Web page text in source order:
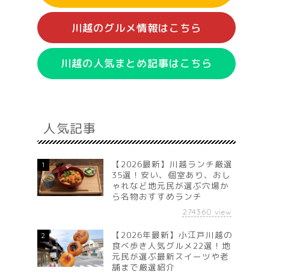
川越のグルメ情報はこちら
川越の人気まとめ記事はこちら
人気記事
1
【2026最新】川越ランチ厳選
35選！安い、個室あり、おし
ゃれなど地元民が選ぶ穴場か
ら名物おすすめランチ
274360 view
2
【2026年最新】小江戸川越の
食べ歩き人気グルメ22選！地
元民が選ぶ最新スイーツや老
舗まで厳選紹介